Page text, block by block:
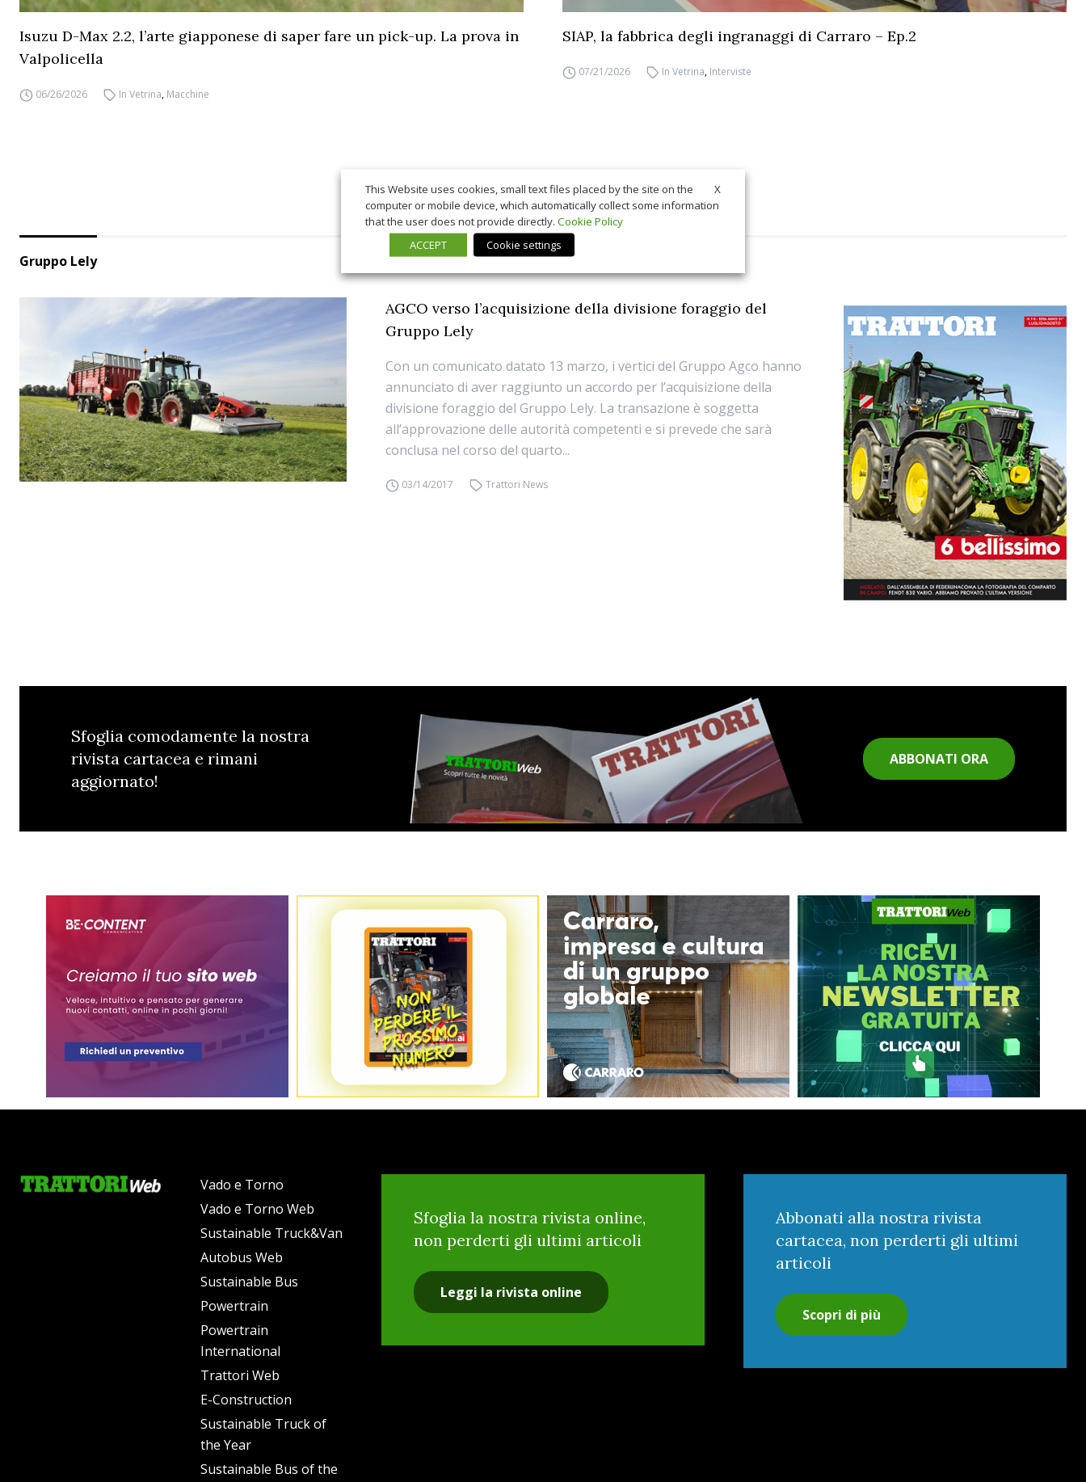
Isuzu D-Max 2.2, l’arte giapponese di saper fare un pick-up. La prova in
Valpolicella
06/26/2026 In Vetrina, Macchine
SIAP, la fabbrica degli ingranaggi di Carraro – Ep.2
07/21/2026 In Vetrina, Interviste
Gruppo Lely
AGCO verso l’acquisizione della divisione foraggio del
Gruppo Lely
Con un comunicato datato 13 marzo, i vertici del Gruppo Agco hanno
annunciato di aver raggiunto un accordo per l’acquisizione della
divisione foraggio del Gruppo Lely. La transazione è soggetta
all’approvazione delle autorità competenti e si prevede che sarà
conclusa nel corso del quarto...
03/14/2017 Trattori News
Sfoglia comodamente la nostra
rivista cartacea e rimani
aggiornato!
ABBONATI ORA
Vado e Torno
Vado e Torno Web
Sustainable Truck&Van
Autobus Web
Sustainable Bus
Powertrain
Powertrain
International
Trattori Web
E-Construction
Sustainable Truck of
the Year
Sustainable Bus of the
Sfoglia la nostra rivista online,
non perderti gli ultimi articoli
Leggi la rivista online
Abbonati alla nostra rivista
cartacea, non perderti gli ultimi
articoli
Scopri di più
X
This Website uses cookies, small text files placed by the site on the
computer or mobile device, which automatically collect some information
that the user does not provide directly. Cookie Policy
ACCEPT
Cookie settings